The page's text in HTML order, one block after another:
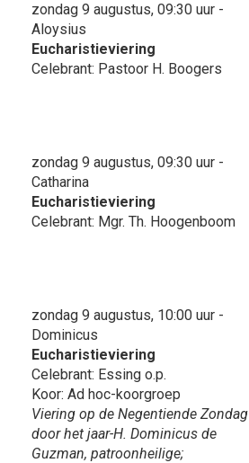
zondag 9 augustus, 09:30 uur -
Aloysius
Eucharistieviering
Celebrant: Pastoor H. Boogers
zondag 9 augustus, 09:30 uur -
Catharina
Eucharistieviering
Celebrant: Mgr. Th. Hoogenboom
zondag 9 augustus, 10:00 uur -
Dominicus
Eucharistieviering
Celebrant: Essing o.p.
Koor: Ad hoc-koorgroep
Viering op de Negentiende Zondag
door het jaar-H. Dominicus de
Guzman, patroonheilige;